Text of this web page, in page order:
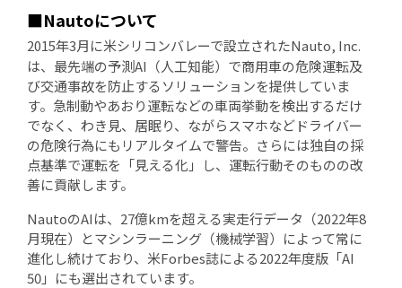
■Nautoについて
2015年3月に米シリコンバレーで設立されたNauto, Inc.
は、最先端の予測AI（人工知能）で商用車の危険運転及
び交通事故を防止するソリューションを提供していま
す。急制動やあおり運転などの車両挙動を検出するだけ
でなく、わき見、居眠り、ながらスマホなどドライバー
の危険行為にもリアルタイムで警告。さらには独自の採
点基準で運転を「見える化」し、運転行動そのものの改
善に貢献します。
NautoのAIは、27億kmを超える実走行データ（2022年8
月現在）とマシンラーニング（機械学習）によって常に
進化し続けており、米Forbes誌による2022年度版「AI
50」にも選出されています。